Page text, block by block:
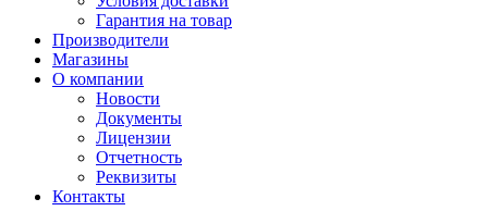
Гарантия на товар
Производители
Магазины
О компании
Новости
Документы
Лицензии
Отчетность
Реквизиты
Контакты